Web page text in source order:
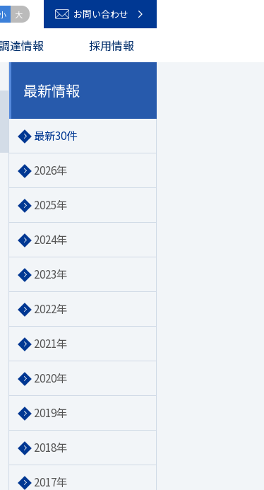
大 お問い合わせ
達情報 採用情報
最新情報
最新30件
2026年
2025年
2024年
2023年
2022年
2021年
2020年
2019年
2018年
2017年